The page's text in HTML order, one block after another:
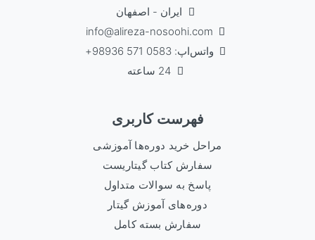
ایران - اصفهان
info@alireza-nosoohi.com
واتس‌اپ: 0583 571 98936+
24 ساعته
فهرست کاربری
مراحل خرید دوره‌ها آموزشی
سفارش کتاب گیتاریست
پاسخ به سوالات متداول
دوره‌های آموزش گیتار
سفارش بسته کامل